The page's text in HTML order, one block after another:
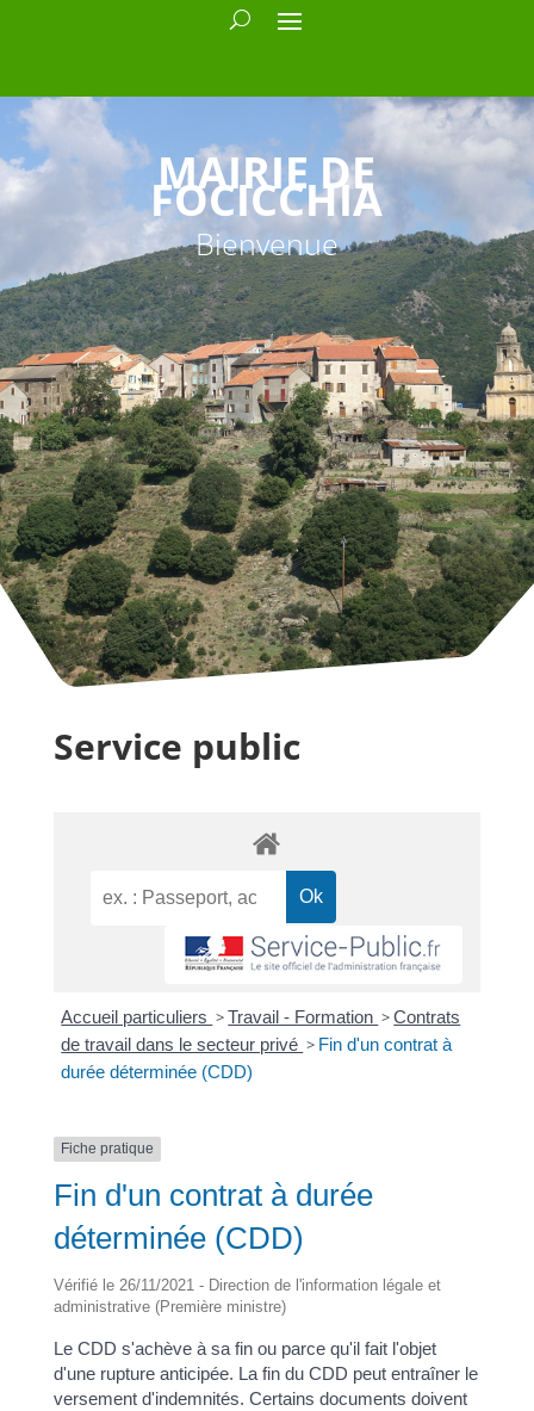
MAIRIE DE
FOCICCHIA
Bienvenue
Service public
Accueil particuliers >Travail - Formation >Contrats
de travail dans le secteur privé > Fin d'un contrat à
durée déterminée (CDD)
Fiche pratique
Fin d'un contrat à durée
déterminée (CDD)
Vérifié le 26/11/2021 - Direction de l'information légale et
administrative (Première ministre)
Le CDD s'achève à sa fin ou parce qu'il fait l'objet
d'une rupture anticipée. La fin du CDD peut entraîner le
versement d'indemnités. Certains documents doivent